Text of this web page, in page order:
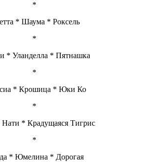
*
* Шаума * Роксель
*
* Уланделла * Пятнашка
*
* Крошица * Юки Ко
*
* Крадущаяся Тигрис
*
* Юмелина * Дорогая